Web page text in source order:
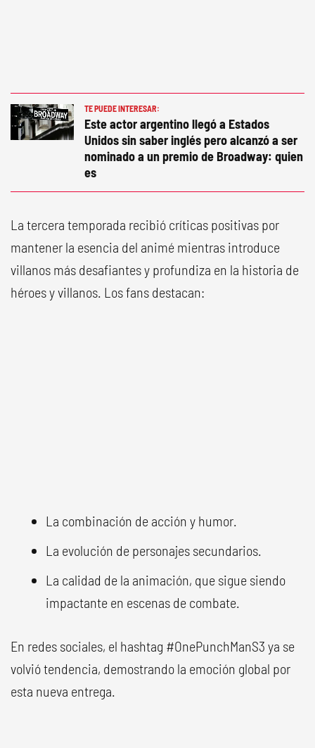
TE PUEDE INTERESAR:
Este actor argentino llegó a Estados
Unidos sin saber inglés pero alcanzó a ser
nominado a un premio de Broadway: quien
es
La tercera temporada recibió críticas positivas por
mantener la esencia del animé mientras introduce
villanos más desafiantes y profundiza en la historia de
héroes y villanos. Los fans destacan:
La combinación de acción y humor.
La evolución de personajes secundarios.
La calidad de la animación, que sigue siendo
impactante en escenas de combate.
En redes sociales, el hashtag #OnePunchManS3 ya se
volvió tendencia, demostrando la emoción global por
esta nueva entrega.